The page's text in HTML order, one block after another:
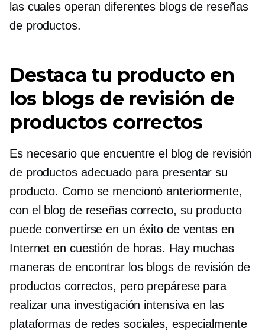
las cuales operan diferentes blogs de reseñas
de productos.
Destaca tu producto en
los blogs de revisión de
productos correctos
Es necesario que encuentre el blog de revisión
de productos adecuado para presentar su
producto. Como se mencionó anteriormente,
con el blog de reseñas correcto, su producto
puede convertirse en un éxito de ventas en
Internet en cuestión de horas. Hay muchas
maneras de encontrar los blogs de revisión de
productos correctos, pero prepárese para
realizar una investigación intensiva en las
plataformas de redes sociales, especialmente